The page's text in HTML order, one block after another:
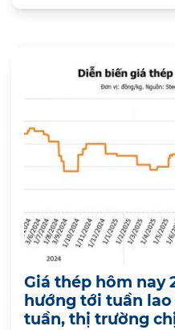
Giá thép hôm nay
hướng tới tuần
tuần, thị trường